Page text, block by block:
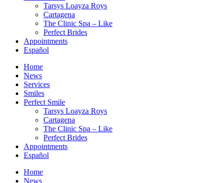
Tarsys Loayza Roys
Cartagena
The Clinic Spa – Like
Perfect Brides
Appointments
Español
Home
News
Services
Smiles
Perfect Smile
Tarsys Loayza Roys
Cartagena
The Clinic Spa – Like
Perfect Brides
Appointments
Español
Home
News